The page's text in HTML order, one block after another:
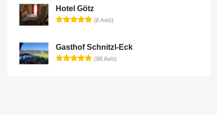
Hotel Götz
(6 Avis)
Gasthof Schnitzl-Eck
(96 Avis)